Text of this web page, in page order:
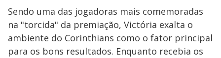
Sendo uma das jogadoras mais comemoradas
na "torcida" da premiação, Victória exalta o
ambiente do Corinthians como o fator principal
para os bons resultados. Enquanto recebia os